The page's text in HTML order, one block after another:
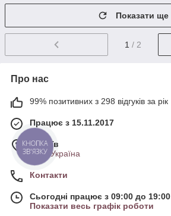
Показати ще
1 / 2
Про нас
99% позитивних з 298 відгуків за рік
Працює з 15.11.2017
м. Київ
Київ, Україна
Контакти
Сьогодні працює з 09:00 до 19:00
Показати весь графік роботи
КНОПКА
ЗВ'ЯЗКУ